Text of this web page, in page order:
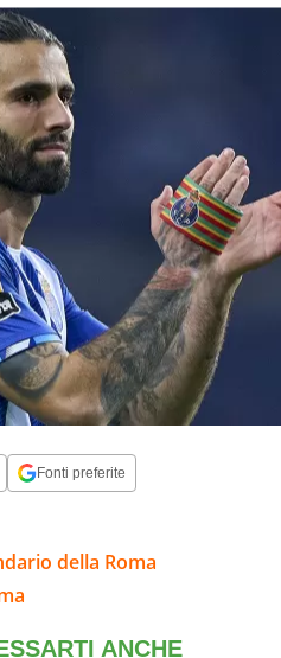
Fonti preferite
della Roma